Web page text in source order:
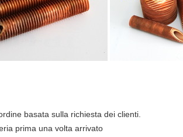
basata sulla richiesta dei clienti.
prima una volta arrivato